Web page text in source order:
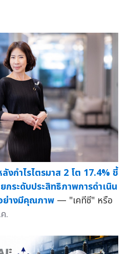
งกำไรไตรมาส 2 โต 17.4% ชี้
กระดับประสิทธิภาพการดำเนิน
ย่างมีคุณภาพ — "เคทีซี" หรือ
.